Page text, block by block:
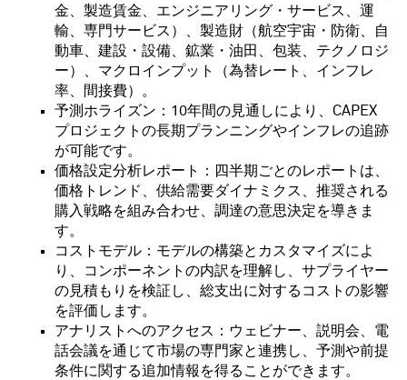
金、製造賃金、エンジニアリング・サービス、運
輸、専門サービス）、製造財（航空宇宙・防衛、自
動車、建設・設備、鉱業・油田、包装、テクノロジ
ー）、マクロインプット（為替レート、インフレ
率、間接費）。
予測ホライズン：10年間の見通しにより、CAPEX
プロジェクトの長期プランニングやインフレの追跡
が可能です。
価格設定分析レポート：四半期ごとのレポートは、
価格トレンド、供給需要ダイナミクス、推奨される
購入戦略を組み合わせ、調達の意思決定を導きま
す。
コストモデル：モデルの構築とカスタマイズによ
り、コンポーネントの内訳を理解し、サプライヤー
の見積もりを検証し、総支出に対するコストの影響
を評価します。
アナリストへのアクセス：ウェビナー、説明会、電
話会議を通じて市場の専門家と連携し、予測や前提
条件に関する追加情報を得ることができます。